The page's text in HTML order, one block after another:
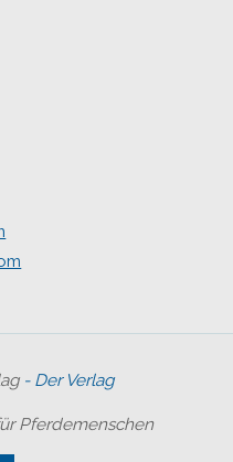
- Der Verlag
Pferdemenschen